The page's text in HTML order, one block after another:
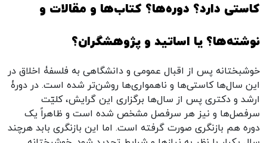
کاستی دارد؟ دوره‌ها؟ کتاب‌ها و مقالات و
نوشته‌ها؟ یا اساتید و پژوهشگران؟
خوشبختانه پس از اقبال عمومی و دانشگاهی به فلسفۀ اخلاق در
این سال‌ها کاستی‌ها و ناهمواری‌ها روشن‌تر شده است. در دورۀ
ارشد و دکتری پس از سال‌ها برگزاری این گرایش، کلیّت
سرفصل‌ها و نیز هر سرفصل مشخص شده است و ظاهراً یک
دوره هم بازنگری صورت گرفته است. اما این بازنگری بابد هرچند